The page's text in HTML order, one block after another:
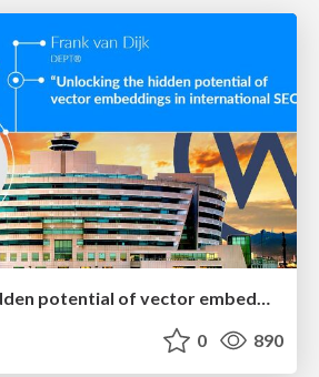
Unlocking the hidden potential of vector embeddings in international SEO
0 890